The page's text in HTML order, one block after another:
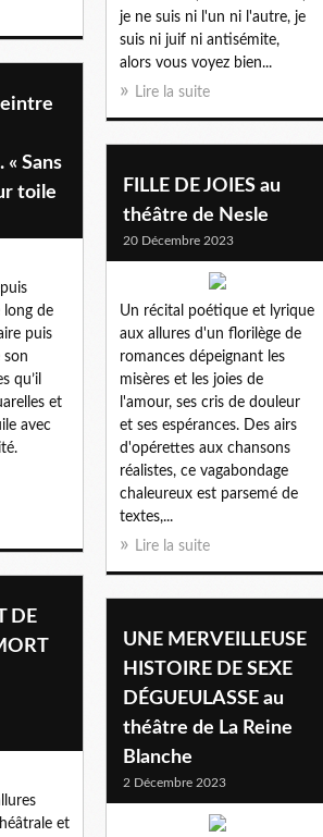
je ne suis ni l'un ni l'autre, je
suis ni juif ni antisémite,
alors vous voyez bien...
Lire la suite
Sans
toile
long de
puis
son
qu’il
et
avec
FILLE DE JOIES au
théâtre de Nesle
20 Décembre 2023
Un récital poétique et lyrique
aux allures d'un florilège de
romances dépeignant les
misères et les joies de
l'amour, ses cris de douleur
et ses espérances. Des airs
d'opérettes aux chansons
réalistes, ce vagabondage
chaleureux est parsemé de
textes,...
Lire la suite
DE
et
UNE MERVEILLEUSE
HISTOIRE DE SEXE
DÉGUEULASSE au
théâtre de La Reine
Blanche
2 Décembre 2023